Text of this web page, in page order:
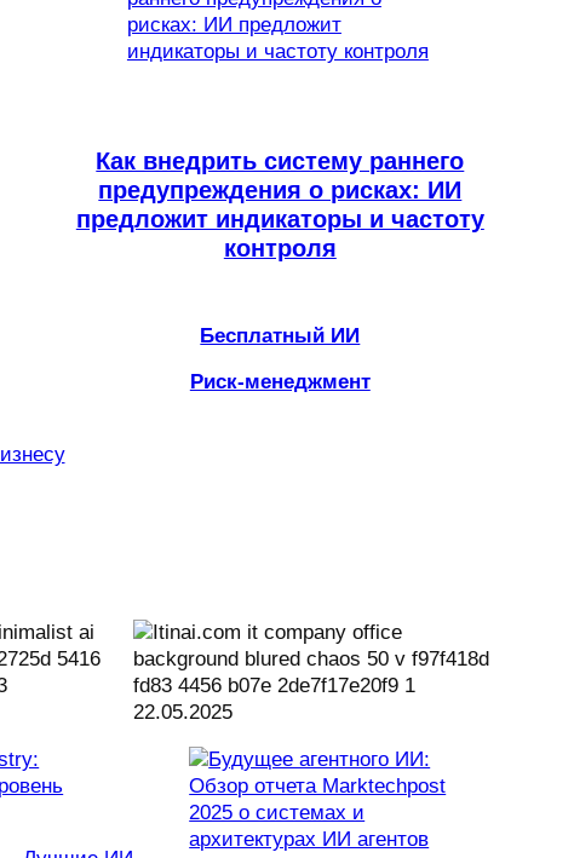
Как внедрить систему раннего
предупреждения о рисках: ИИ
предложит индикаторы и частоту
контроля
Бесплатный ИИ
Риск-менеджмент
22.05.2025